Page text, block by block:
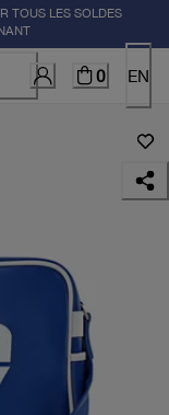
TOUS LES SOLDES
0 EN